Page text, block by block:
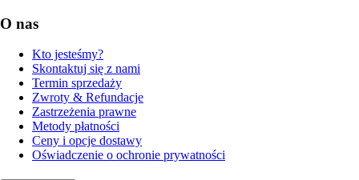
O nas
Kto jesteśmy?
Skontaktuj się z nami
Termin sprzedaży
Zwroty & Refundacje
Zastrzeżenia prawne
Metody płatności
Ceny i opcje dostawy
Oświadczenie o ochronie prywatności